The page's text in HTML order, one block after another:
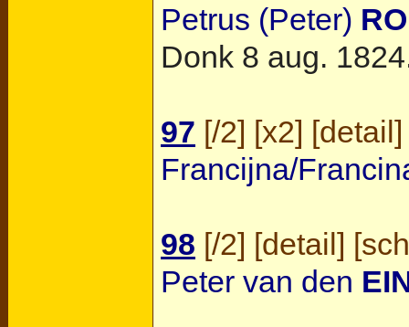
Petrus (Peter)
Donk 8 aug.
97 [/2] [x2] [detail]
Francijna/
98 [/2] [detail] [
Peter van den